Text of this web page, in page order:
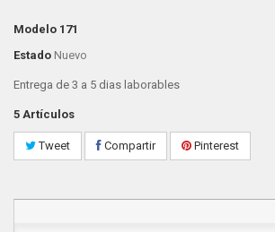
Modelo 171
Estado Nuevo
Entrega de 3 a 5 dias laborables
5 Artículos
Tweet Compartir Pinterest